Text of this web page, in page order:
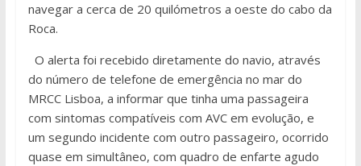
navegar a cerca de 20 quilómetros a oeste do cabo da
Roca.
O alerta foi recebido diretamente do navio, através
do número de telefone de emergência no mar do
MRCC Lisboa, a informar que tinha uma passageira
com sintomas compatíveis com AVC em evolução, e
um segundo incidente com outro passageiro, ocorrido
quase em simultâneo, com quadro de enfarte agudo